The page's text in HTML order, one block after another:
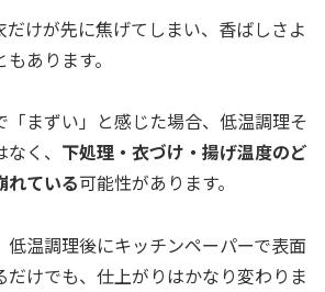
けが先に焦げてしまい、香ばしさよ
あります。
「まずい」と感じた場合、低温調理そ
く、 下処理・衣づけ・揚げ温度のど
れている可能性があります。
低温調理後にキッチンペーパーで表面
だけでも、仕上がりはかなり変わりま